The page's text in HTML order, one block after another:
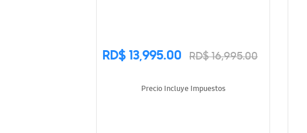
RD$ 13,995.00 RD$ 16,995.00
Precio Incluye Impuestos